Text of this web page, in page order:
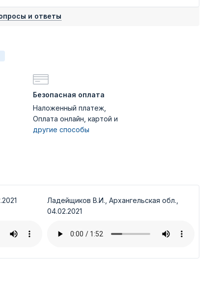
и ответы
Безопасная оплата
Наложенный платеж,
Оплата онлайн, картой и
другие способы
Ладейщиков В.И., Архангельская обл.,
04.02.2021